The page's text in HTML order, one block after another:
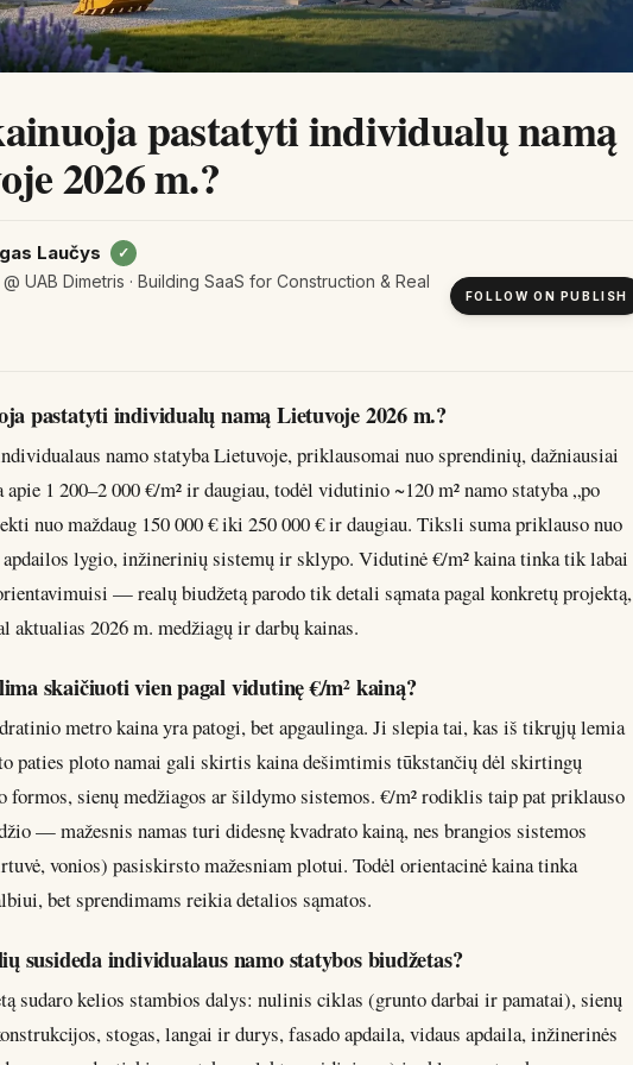
pastatyti individualų namą
2026 m.?
Laučys ✓
UAB Dimetris · Building SaaS for Construction & Real
FOLLOW ON PUBLISH
pastatyti individualų namą Lietuvoje 2026 m.?
namo statyba Lietuvoje, priklausomai nuo sprendinių, dažniausiai
apie 1 200–2 000 €/m² ir daugiau, todėl vidutinio ~120 m² namo statyba „po
nuo maždaug 150 000 € iki 250 000 € ir daugiau. Tiksli suma priklauso nuo
lygio, inžinerinių sistemų ir sklypo. Vidutinė €/m² kaina tinka tik labai
— realų biudžetą parodo tik detali sąmata pagal konkretų projektą,
aktualias 2026 m. medžiagų ir darbų kainas.
skaičiuoti vien pagal vidutinę €/m² kainą?
metro kaina yra patogi, bet apgaulinga. Ji slepia tai, kas iš tikrųjų lemia
paties ploto namai gali skirtis kaina dešimtimis tūkstančių dėl skirtingų
formos, sienų medžiagos ar šildymo sistemos. €/m² rodiklis taip pat priklauso
— mažesnis namas turi didesnę kvadrato kainą, nes brangios sistemos
vonios) pasiskirsto mažesniam plotui. Todėl orientacinė kaina tinka
bet sprendimams reikia detalios sąmatos.
susideda individualaus namo statybos biudžetas?
sudaro kelios stambios dalys: nulinis ciklas (grunto darbai ir pamatai), sienų
stogas, langai ir durys, fasado apdaila, vidaus apdaila, inžinerinės